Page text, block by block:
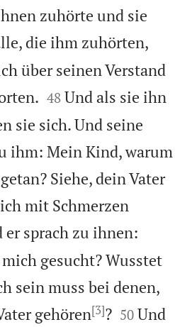
zuhörte und sie
die ihm zuhörten,
über seinen Verstand


48 Und als sie ihn
sie sich. Und seine
ihm: Mein Kind, warum
Siehe, dein Vater
mit Schmerzen
er sprach zu ihnen:
gesucht? Wusstet
sein muss bei denen,
gehören[3]?
50 Und